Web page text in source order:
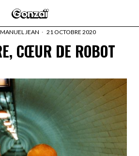
JEAN 21 OCTOBRE 2020
CŒUR DE ROBOT